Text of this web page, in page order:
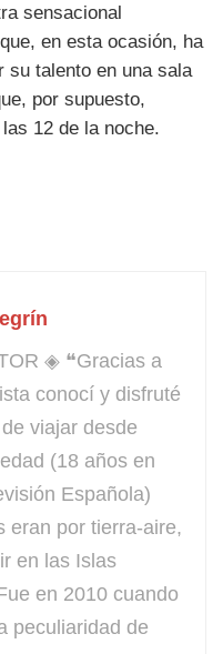
sensacional
en esta ocasión, ha
su talento en una sala
por supuesto,
12 de la noche.
◈ ❝Gracias a
conocí y disfruté
viajar desde
(18 años en
Española)
eran por tierra-aire,
en las Islas
en 2010 cuando
peculiaridad de